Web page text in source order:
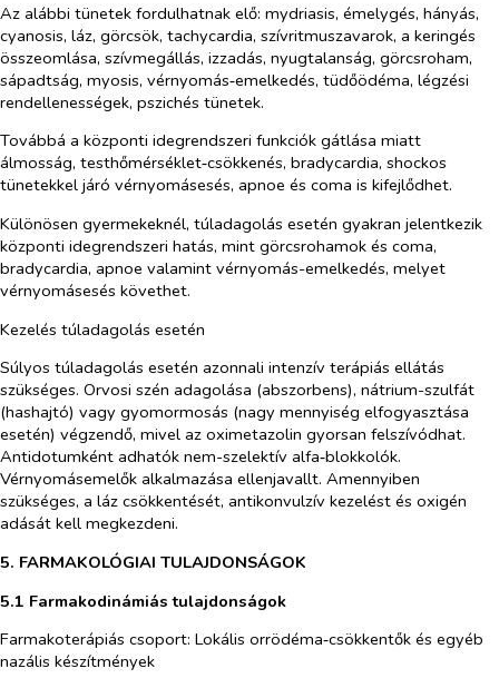
Az alábbi tünetek fordulhatnak elő: mydriasis, émelygés, hányás,
cyanosis, láz, görcsök, tachycardia, szívritmuszavarok, a keringés
összeomlása, szívmegállás, izzadás, nyugtalanság, görcsroham,
sápadtság, myosis, vérnyomás‑emelkedés, tüdőödéma, légzési
rendellenességek, pszichés tünetek.
Továbbá a központi idegrendszeri funkciók gátlása miatt
álmosság, testhőmérséklet‑csökkenés, bradycardia, shockos
tünetekkel járó vérnyomásesés, apnoe és coma is kifejlődhet.
Különösen gyermekeknél, túladagolás esetén gyakran jelentkezik
központi idegrendszeri hatás, mint görcsrohamok és coma,
bradycardia, apnoe valamint vérnyomás-emelkedés, melyet
vérnyomásesés követhet.
Kezelés túladagolás esetén
Súlyos túladagolás esetén azonnali intenzív terápiás ellátás
szükséges. Orvosi szén adagolása (abszorbens), nátrium-szulfát
(hashajtó) vagy gyomormosás (nagy mennyiség elfogyasztása
esetén) végzendő, mivel az oximetazolin gyorsan felszívódhat.
Antidotumként adhatók nem-szelektív alfa‑blokkolók.
Vérnyomásemelők alkalmazása ellenjavallt. Amennyiben
szükséges, a láz csökkentését, antikonvulzív kezelést és oxigén
adását kell megkezdeni.
5. FARMAKOLÓGIAI TULAJDONSÁGOK
5.1 Farmakodinámiás tulajdonságok
Farmakoterápiás csoport: Lokális orrödéma‑csökkentők és egyéb
nazális készítmények